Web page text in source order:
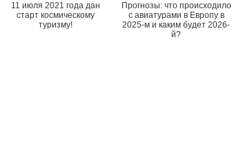
11 июля 2021 года дан
старт космическому
туризму!
Прогнозы: что происходило
с авиатурами в Европу в
2025-м и каким будет 2026-
й?